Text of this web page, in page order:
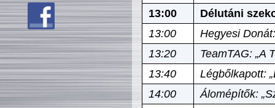
13:00
Délutáni
13:00
Hegyesi
13:20
TeamTAG: „A
13:40
Légbőlkapott:
14:00
Álomépítők: